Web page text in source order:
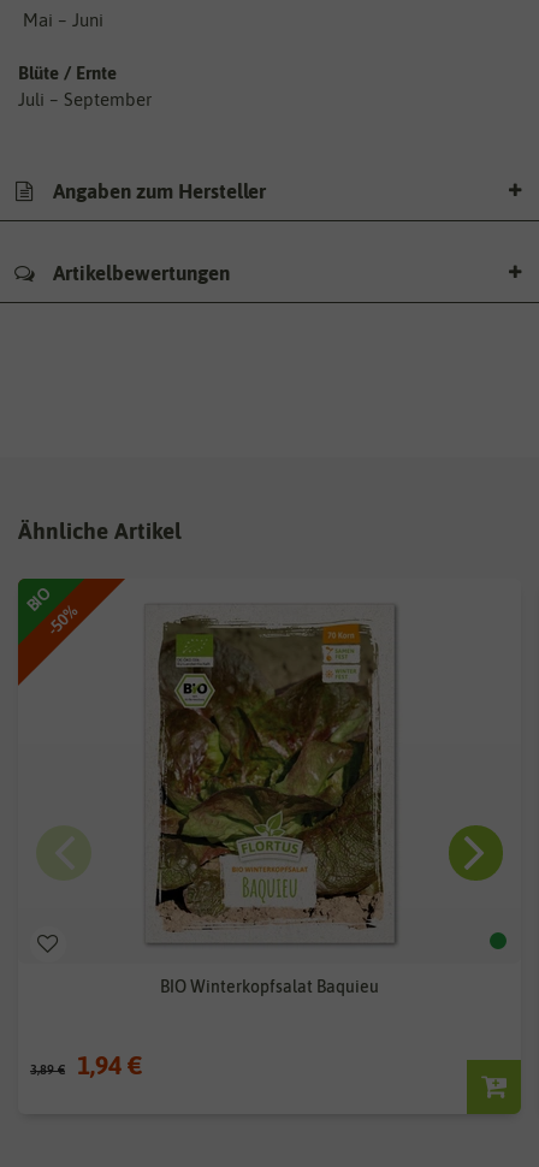
Mai – Juni
Blüte / Ernte
Juli – September
Angaben zum Hersteller
Artikelbewertungen
Ähnliche Artikel
-50%
BIO
BIO Winterkopfsalat Baquieu
3,89 € 1,94 €